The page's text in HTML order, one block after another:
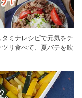
ミナレシピで元気をチ
リ食べて、夏バテを吹